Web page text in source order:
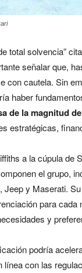
total solvencia”
señalar que,
con cautela. Sin
haber
de la magnitud
estratégicas,
a la cúpula
el grupo,
Jeep y Maserati.
para
y
podría
línea con las